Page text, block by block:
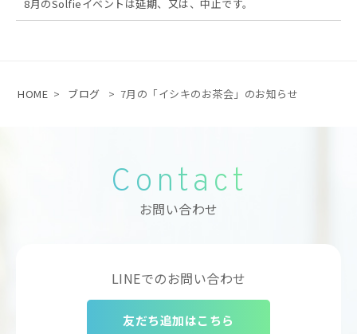
8月のSolfieイベントは延期、又は、中止です。
HOME > ブログ > 7月の「イシキのお茶会」のお知らせ
Contact
お問い合わせ
LINEでのお問い合わせ
友だち追加はこちら